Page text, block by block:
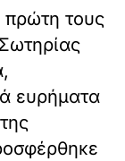
τους
ευρήματα